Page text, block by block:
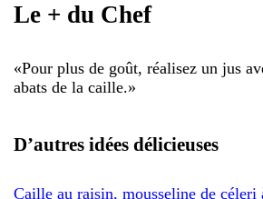
Le + du Chef
«Pour plus de goût, réalisez un jus
abats de la caille.»
D’autres idées délicieuses
Caille au raisin, mousseline de céleri